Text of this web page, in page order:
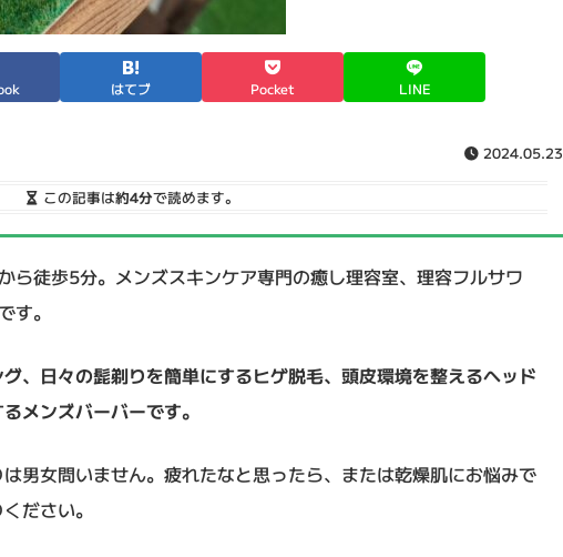
はてブ Pocket LINE
2024.05.23
この記事は約4分で読めます。
ら徒歩5分。メンズスキンケア専門の癒し理容室、理容フルサワ
す。
、日々の髭剃りを簡単にするヒゲ脱毛、頭皮環境を整えるヘッド
メンズバーバーです。
男女問いません。疲れたなと思ったら、または乾燥肌にお悩みで
ださい。